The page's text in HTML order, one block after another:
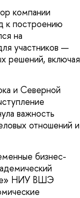
компании
к построению
на
участников —
решений, включая
и Северной
важность
отношений и
бизнес-
НИУ ВШЭ